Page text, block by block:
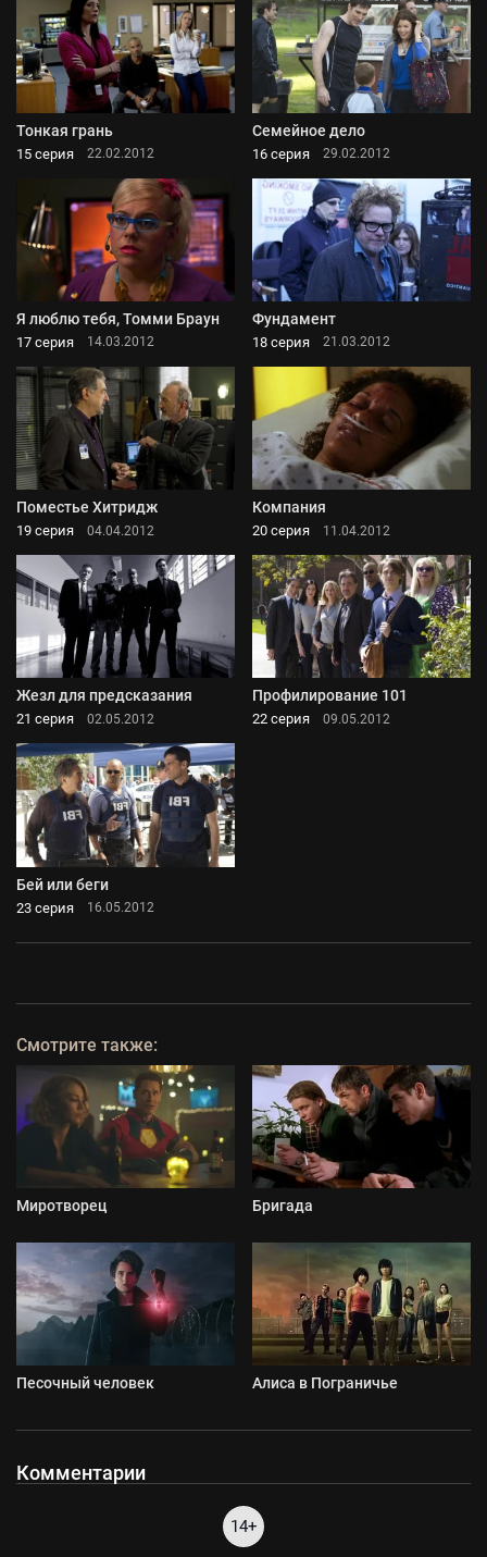
Тонкая грань
15 серия 22.02.2012
Семейное дело
16 серия 29.02.2012
Я люблю тебя, Томми Браун
17 серия 14.03.2012
Фундамент
18 серия 21.03.2012
Поместье Хитридж
19 серия 04.04.2012
Компания
20 серия 11.04.2012
Жезл для предсказания
21 серия 02.05.2012
Профилирование 101
22 серия 09.05.2012
Бей или беги
23 серия 16.05.2012
Смотрите также:
Миротворец Бригада
Песочный человек Алиса в Пограничье
Комментарии
14+